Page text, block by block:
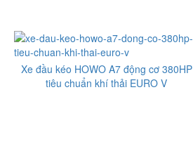
Xe đầu kéo HOWO A7 động cơ 380HP
tiêu chuẩn khí thải EURO V